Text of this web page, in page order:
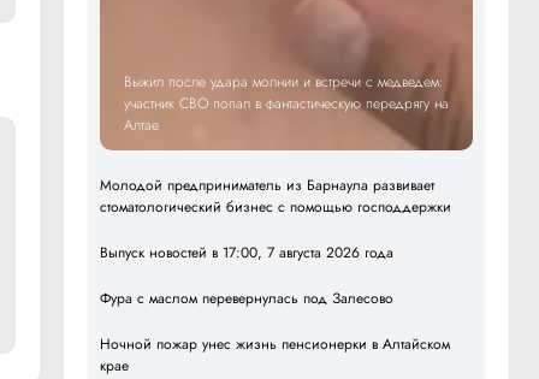
Выжил после удара молнии и встречи с медведем:
участник СВО попал в фантастическую передрягу на
Алтае
Молодой предприниматель из Барнаула развивает
стоматологический бизнес с помощью господдержки
Выпуск новостей в 17:00, 7 августа 2026 года
Фура с маслом перевернулась под Залесово
Ночной пожар унес жизнь пенсионерки в Алтайском
крае